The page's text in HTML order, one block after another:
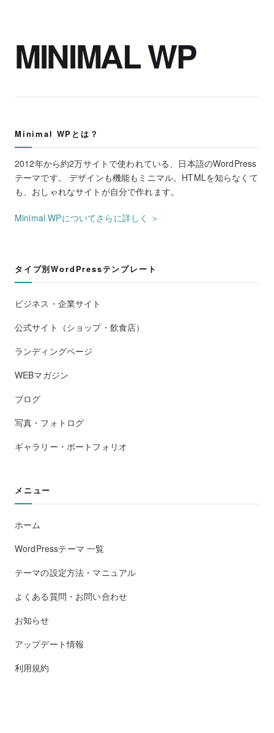
MINIMAL WP
Minimal WPとは？
2012年から約2万サイトで使われている、日本語のWordPress
テーマです。 デザインも機能もミニマル。HTMLを知らなくて
も、おしゃれなサイトが自分で作れます。
Minimal WPについてさらに詳しく ＞
タイプ別WordPressテンプレート
ビジネス・企業サイト
公式サイト（ショップ・飲食店）
ランディングページ
WEBマガジン
ブログ
写真・フォトログ
ギャラリー・ポートフォリオ
メニュー
ホーム
WordPressテーマ 一覧
テーマの設定方法・マニュアル
よくある質問・お問い合わせ
お知らせ
アップデート情報
利用規約